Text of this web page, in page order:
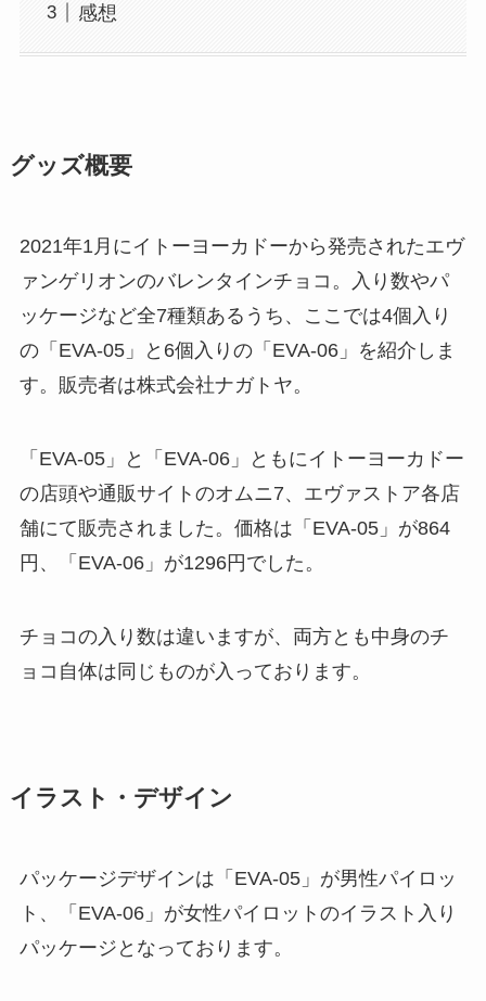
感想
グッズ概要
2021年1月にイトーヨーカドーから発売されたエヴ
ァンゲリオンのバレンタインチョコ。入り数やパ
ッケージなど全7種類あるうち、ここでは4個入り
の「EVA-05」と6個入りの「EVA-06」を紹介しま
す。販売者は株式会社ナガトヤ。
「EVA-05」と「EVA-06」ともにイトーヨーカドー
の店頭や通販サイトのオムニ7、エヴァストア各店
舗にて販売されました。価格は「EVA-05」が864
円、「EVA-06」が1296円でした。
チョコの入り数は違いますが、両方とも中身のチ
ョコ自体は同じものが入っております。
イラスト・デザイン
パッケージデザインは「EVA-05」が男性パイロッ
ト、「EVA-06」が女性パイロットのイラスト入り
パッケージとなっております。